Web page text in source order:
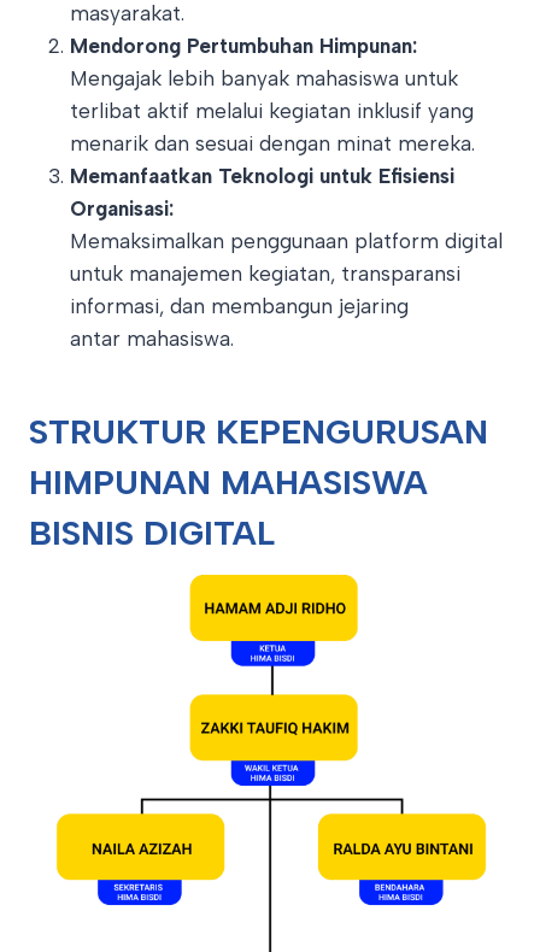
masyarakat.
Mendorong Pertumbuhan Himpunan:
Mengajak lebih banyak mahasiswa untuk
terlibat aktif melalui kegiatan inklusif yang
menarik dan sesuai dengan minat mereka.
Memanfaatkan Teknologi untuk Efisiensi
Organisasi:
Memaksimalkan penggunaan platform digital
untuk manajemen kegiatan, transparansi
informasi, dan membangun jejaring
antar mahasiswa.
STRUKTUR KEPENGURUSAN
HIMPUNAN MAHASISWA
BISNIS DIGITAL